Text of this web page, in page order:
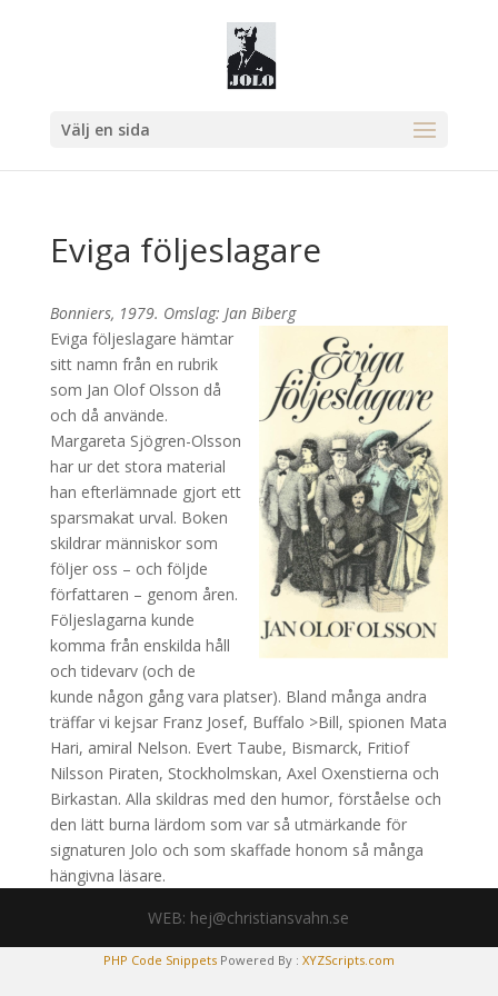
Välj en sida
Eviga följeslagare
Bonniers, 1979. Omslag: Jan Biberg
Eviga följeslagare hämtar
sitt namn från en rubrik
som Jan Olof Olsson då
och då använde.
Margareta Sjögren-Olsson
har ur det stora material
han efterlämnade gjort ett
sparsmakat urval. Boken
skildrar människor som
följer oss – och följde
författaren – genom åren.
Följeslagarna kunde
komma från enskilda håll
och tidevarv (och de
kunde någon gång vara platser). Bland många andra
träffar vi kejsar Franz Josef, Buffalo >Bill, spionen Mata
Hari, amiral Nelson. Evert Taube, Bismarck, Fritiof
Nilsson Piraten, Stockholmskan, Axel Oxenstierna och
Birkastan. Alla skildras med den humor, förståelse och
den lätt burna lärdom som var så utmärkande för
signaturen Jolo och som skaffade honom så många
hängivna läsare.
WEB: hej@christiansvahn.se
PHP Code Snippets Powered By : XYZScripts.com